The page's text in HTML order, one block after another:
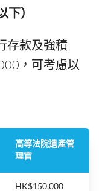
）
存款及強積
，可考慮以
高等法院遺產管
理官
HK$150,000